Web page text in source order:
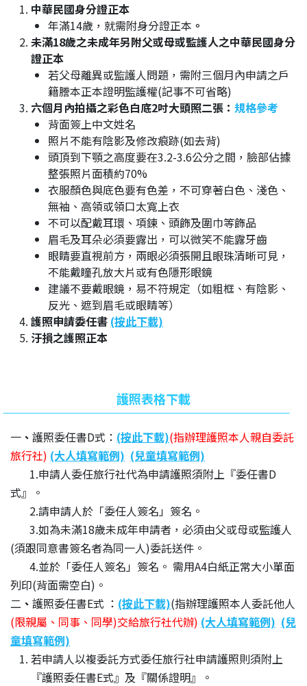
中華民國身分證正本
年滿14歲，就需附身分證正本 。
未滿18歲之未成年另附父或母或監護人之中華民國身分
證正本
若父母離異或監護人問題，需附三個月內申請之戶
籍謄本正本證明監護權(記事不可省略)
六個月內拍攝之彩色白底2吋大頭照二張： 規格參考
背面簽上中文姓名
照片不能有陰影及修改痕跡(如去背)
頭頂到下顎之高度要在3.2-3.6公分之間，臉部佔據
整張照片面積約70%
衣服顏色與底色要有色差，不可穿著白色、淺色、
無袖、高領或領口太寬上衣
不可以配戴耳環、項鍊、頭飾及圍巾等飾品
眉毛及耳朵必須要露出，可以微笑不能露牙齒
眼睛要直視前方，兩眼必須張開且眼珠清晰可見，
不能戴瞳孔放大片或有色隱形眼鏡
建議不要戴眼鏡，易不符規定（如粗框、有陰影、
反光、遮到眉毛或眼睛等）
護照申請委任書 (按此下載)
汙損之護照正本
護照表格下載
一 、 護照委任書D式： (按此下載)(指辦理護照本人親自委託
旅行社) (大人填寫範例) (兒童填寫範例)
1.申請人委任旅行社代為申請護照須附上『委任書D
式』。
2.請申請人於「委任人簽名」簽名。
3.如為未滿18歲未成年申請者，必須由父或母或監護人
(須跟同意書簽名者為同一人)委託送件。
4.並於「委任人簽名」簽名。 需用A4白紙正常大小單面
列印(背面需空白)。
二 、 護照委任書E式 ： (按此下載)(指辦理護照本人委託他人
(限親屬、同事、同學)交給旅行社代辦) (大人填寫範例) (兒
童填寫範例)
若申請人以複委託方式委任旅行社申請護照則須附上
『護照委任書E式』及『關係證明』。